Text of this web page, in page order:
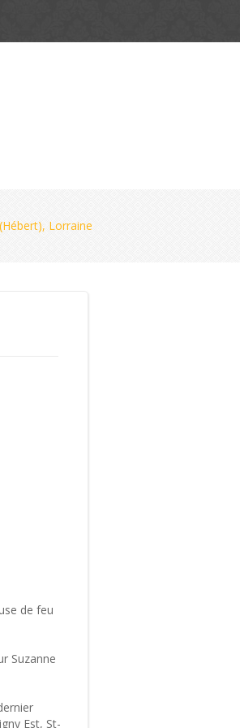
Lorraine
de feu
Suzanne
Est, St-